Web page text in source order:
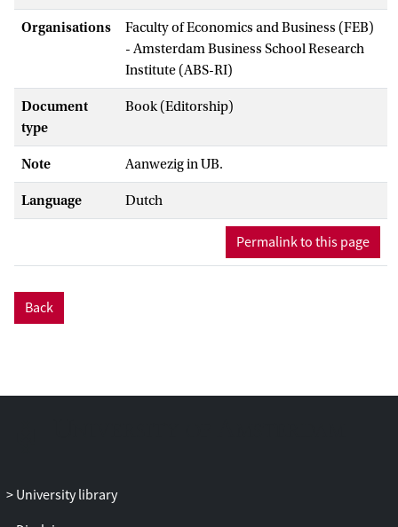
Organisations
Faculty of Economics and Business (FEB)
- Amsterdam Business School Research
Institute (ABS-RI)
Document
type
Book (Editorship)
Note Aanwezig in UB.
Language Dutch
Permalink to this page
Back
University library